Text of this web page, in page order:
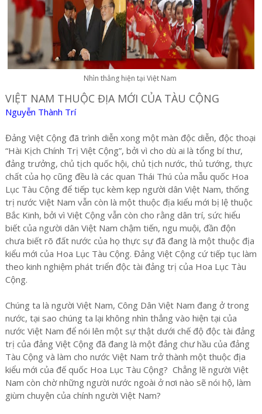
Nhìn thẳng hiện tại Việt Nam
VIỆT NAM THUỘC ĐỊA MỚI CỦA TÀU CỘNG
Nguyễn Thành Trí
Đảng Việt Cộng đã trình diễn xong một màn độc diễn, độc thoại
“Hài Kịch Chính Trị Việt Cộng”, bởi vì cho dù ai là tổng bí thư,
đảng trưởng, chủ tịch quốc hội, chủ tịch nước, thủ tướng, thực
chất của họ cũng đều là các quan Thái Thú của mẫu quốc Hoa
Lục Tàu Cộng để tiếp tục kèm kẹp người dân Việt Nam, thống
trị nước Việt Nam vẫn còn là một thuộc địa kiểu mới bị lệ thuộc
Bắc Kinh, bởi vì Việt Cộng vẫn còn cho rằng dân trí, sức hiểu
biết của người dân Việt Nam chậm tiến, ngu muội, đần độn
chưa biết rõ đất nước của họ thực sự đã đang là một thuộc địa
kiểu mới của Hoa Lục Tàu Cộng. Đảng Việt Cộng cứ tiếp tục làm
theo kinh nghiệm phát triển độc tài đảng trị của Hoa Lục Tàu
Cộng.
Chúng ta là người Việt Nam, Công Dân Việt Nam đang ở trong
nước, tại sao chúng ta lại không nhìn thẳng vào hiện tại của
nước Việt Nam để nói lên một sự thật dưới chế độ độc tài đảng
trị của đảng Việt Cộng đã đang là một đảng chư hầu của đảng
Tàu Cộng và làm cho nước Việt Nam trở thành một thuộc địa
kiểu mới của đế quốc Hoa Lục Tàu Cộng? Chẳng lẽ người Việt
Nam còn chờ những người nước ngoài ở nơi nào sẽ nói hộ, làm
giùm chuyện của chính người Việt Nam?